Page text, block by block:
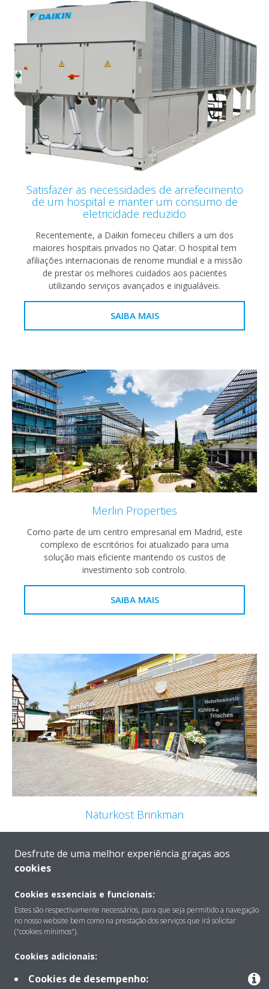
Satisfazer as necessidades de arrefecimento
de um hospital e manter um consumo de
eletricidade reduzido
Recentemente, a Daikin forneceu chillers a um dos
maiores hospitais privados no Qatar. O hospital tem
afiliações internacionais de renome mundial e a missão
de prestar os melhores cuidados aos pacientes
utilizando serviços avançados e inigualáveis.
SAIBA MAIS
Merlin Properties
Como parte de um centro empresarial em Madrid, este
complexo de escritórios foi atualizado para uma
solução mais eficiente mantendo os custos de
investimento sob controlo.
SAIBA MAIS
Naturkost Brinkman
A Naturkost Brinkman, uma loja especializada em
produtos orgânicos, utiliza a refrigeração da Daikin para
obter uma maior eficiência energética e conforto na
Desfrute de uma melhor experiência graças aos
cookies
Cookies essenciais e funcionais:
Estes são respectivamente necessários, para que seja permitido a navegação
no nosso website bem como na prestação dos serviços que irá solicitar
("cookies mínimos").
Cookies adicionais:
Cookies de desempenho: